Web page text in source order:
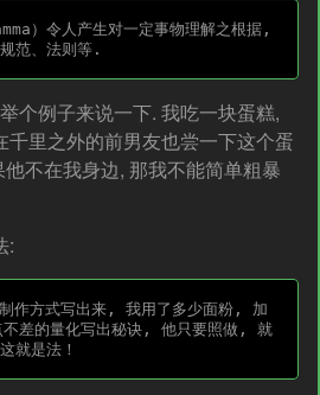
个例子来说一下. 我吃一块蛋糕,
千里之外的前男友也尝一下这个蛋
不在我身边, 那我不能简单粗暴
:
差的量化写出秘诀, 他只要照做, 就